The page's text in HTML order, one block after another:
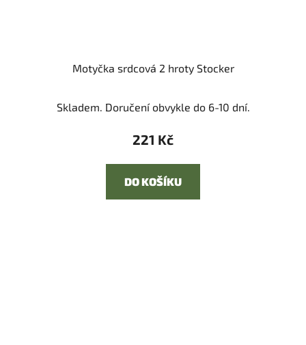
Motyčka srdcová 2 hroty Stocker
Skladem. Doručení obvykle do 6-10 dní.
221 Kč
DO KOŠÍKU